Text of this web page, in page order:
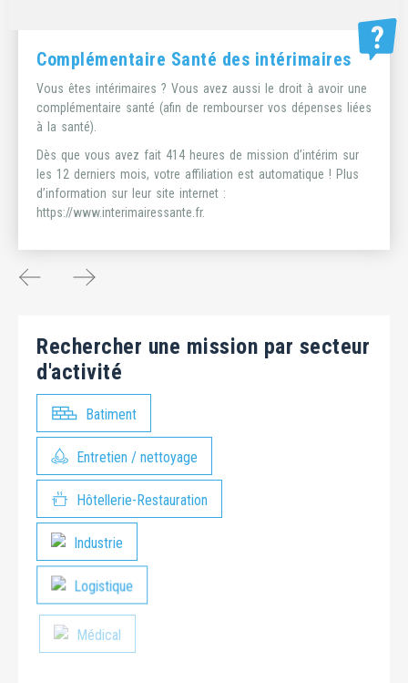
Complémentaire Santé des intérimaires
Vous êtes intérimaires ? Vous avez aussi le droit à avoir une
complémentaire santé (afin de rembourser vos dépenses liées
à la santé).
Dès que vous avez fait 414 heures de mission d’intérim sur
les 12 derniers mois, votre affiliation est automatique ! Plus
d’information sur leur site internet :
https://www.interimairessante.fr.
Rechercher une mission par secteur
d'activité
Batiment
Entretien / nettoyage
Hôtellerie-Restauration
Industrie
Logistique
Médical